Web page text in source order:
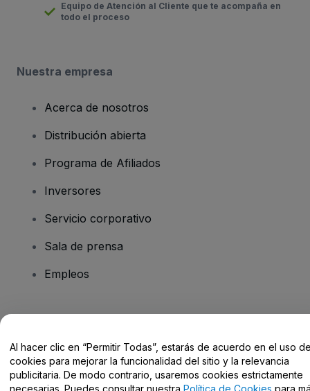
Equipo de Atención al Cliente que te acompaña en
todo el proceso
Nuestra empresa
Acerca de nosotros
Distribución abierta
Programa de Afiliados
Inversores
Servicio corporativo
Sala de prensa
Empleos
Centro de Ayuda / Contacto
Al hacer clic en “Permitir Todas”, estarás de acuerdo en el uso
cookies para mejorar la funcionalidad del sitio y la relevancia
publicitaria. De modo contrario, usaremos cookies estrictamente
necesarias. Puedes consultar nuestra Política de Cookies para